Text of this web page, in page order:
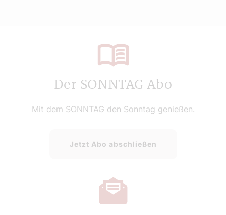
Der SONNTAG Abo
Mit dem SONNTAG den Sonntag genießen.
Jetzt Abo abschließen